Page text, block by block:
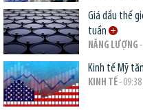
Giá dầu thế
tuần
NĂNG LƯỢNG
Kinh tế Mỹ
KINH TẾ- 09:38